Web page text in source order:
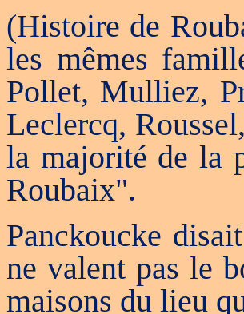
(Histoire de
les mêmes
Pollet, Mulliez,
Leclercq,
la majorité de la
Roubaix".
Panckoucke
ne valent pas le
maisons du lieu